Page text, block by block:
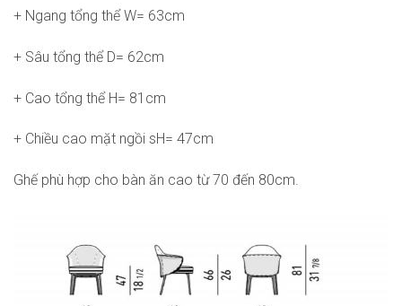
+ Ngang tổng thể W= 63cm
+ Sâu tổng thể D= 62cm
+ Cao tổng thể H= 81cm
+ Chiều cao mặt ngồi sH= 47cm
Ghế phù hợp cho bàn ăn cao từ 70 đến 80cm.